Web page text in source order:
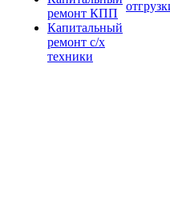
ремонт КПП
Капитальный
ремонт с/х
техники